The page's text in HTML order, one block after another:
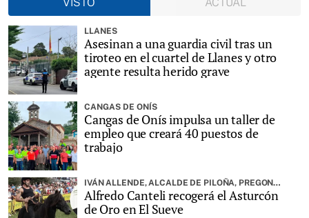
LLANES
Asesinan a una guardia civil tras un
tiroteo en el cuartel de Llanes y otro
agente resulta herido grave
CANGAS DE ONÍS
Cangas de Onís impulsa un taller de
empleo que creará 40 puestos de
trabajo
IVÁN ALLENDE, ALCALDE DE PILOÑA, PREGONARÁ LA FIESTA
Alfredo Canteli recogerá el Asturcón
de Oro en El Sueve